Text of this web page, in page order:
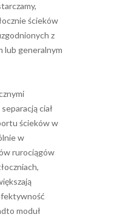
ścieków
z
lub generalnym
ciał
ścieków w
w
rurociągów
moduł